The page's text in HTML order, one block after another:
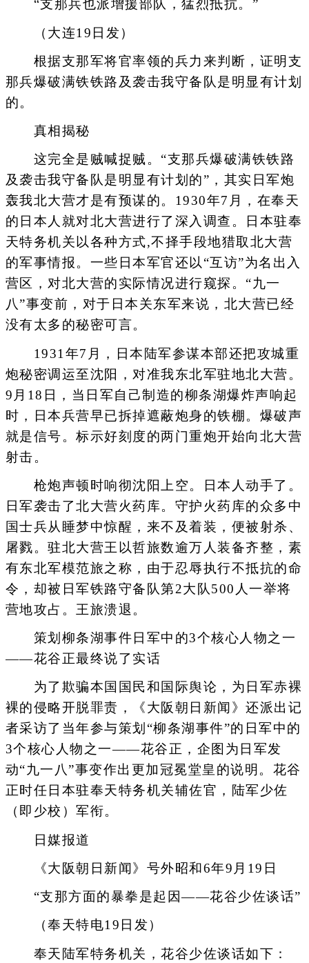
“支那兵也派增援部队，猛烈抵抗。”
（大连19日发）
根据支那军将官率领的兵力来判断，证明支
那兵爆破满铁铁路及袭击我守备队是明显有计划
的。
真相揭秘
这完全是贼喊捉贼。“支那兵爆破满铁铁路
及袭击我守备队是明显有计划的”，其实日军炮
轰我北大营才是有预谋的。1930年7月，在奉天
的日本人就对北大营进行了深入调查。日本驻奉
天特务机关以各种方式,不择手段地猎取北大营
的军事情报。一些日本军官还以“互访”为名出入
营区，对北大营的实际情况进行窥探。“九一
八”事变前，对于日本关东军来说，北大营已经
没有太多的秘密可言。
1931年7月，日本陆军参谋本部还把攻城重
炮秘密调运至沈阳，对准我东北军驻地北大营。
9月18日，当日军自己制造的柳条湖爆炸声响起
时，日本兵营早已拆掉遮蔽炮身的铁棚。爆破声
就是信号。标示好刻度的两门重炮开始向北大营
射击。
枪炮声顿时响彻沈阳上空。日本人动手了。
日军袭击了北大营火药库。守护火药库的众多中
国士兵从睡梦中惊醒，来不及着装，便被射杀、
屠戮。驻北大营王以哲旅数逾万人装备齐整，素
有东北军模范旅之称，由于忍辱执行不抵抗的命
令，却被日军铁路守备队第2大队500人一举将
营地攻占。王旅溃退。
策划柳条湖事件日军中的3个核心人物之一
——花谷正最终说了实话
为了欺骗本国国民和国际舆论，为日军赤裸
裸的侵略开脱罪责，《大阪朝日新闻》还派出记
者采访了当年参与策划“柳条湖事件”的日军中的
3个核心人物之一——花谷正，企图为日军发
动“九一八”事变作出更加冠冕堂皇的说明。花谷
正时任日本驻奉天特务机关辅佐官，陆军少佐
（即少校）军衔。
日媒报道
《大阪朝日新闻》号外昭和6年9月19日
“支那方面的暴拳是起因——花谷少佐谈话”
（奉天特电19日发）
奉天陆军特务机关，花谷少佐谈话如下：